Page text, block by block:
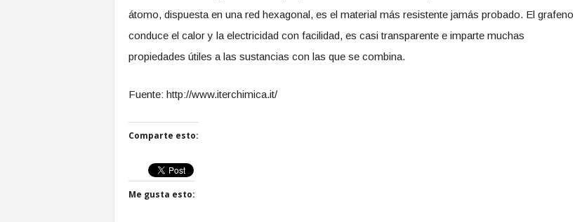
átomo, dispuesta en una red hexagonal, es el material más resistente jamás probado. El grafeno
conduce el calor y la electricidad con facilidad, es casi transparente e imparte muchas
propiedades útiles a las sustancias con las que se combina.
Fuente: http://www.iterchimica.it/
Comparte esto:
Me gusta esto: